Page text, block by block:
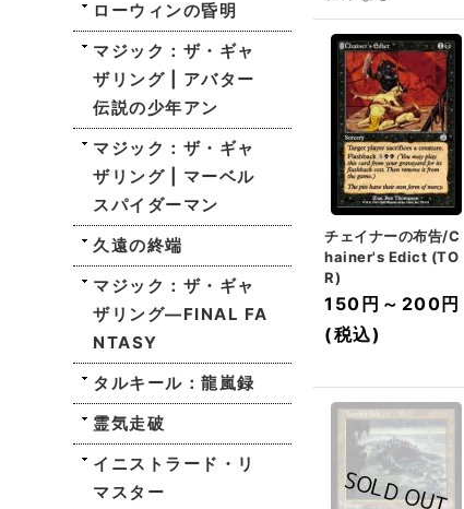
ローウィンの昏明
マジック：ザ・ギャ
ザリング | アバター
伝説の少年アン
マジック：ザ・ギャ
ザリング | マーベル
スパイダーマン
久遠の終端
マジック：ザ・ギャ
ザリング—FINAL FA
NTASY
タルキール：龍嵐録
霊気走破
イニストラード・リ
マスター
チェイナーの布告/C
hainer's Edict (TO
R)
150円 ～ 200円
(税込)